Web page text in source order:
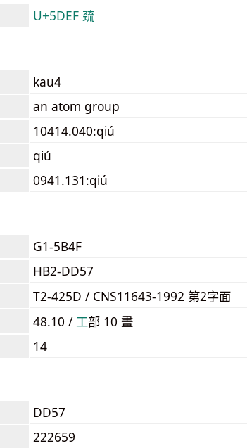
U+5DEF 巯
kau4
an atom group
10414.040:qiú
qiú
0941.131:qiú
G1-5B4F
HB2-DD57
T2-425D / CNS11643-1992 第2字面
48.10 / ⼯部 10 畫
14
DD57
222659